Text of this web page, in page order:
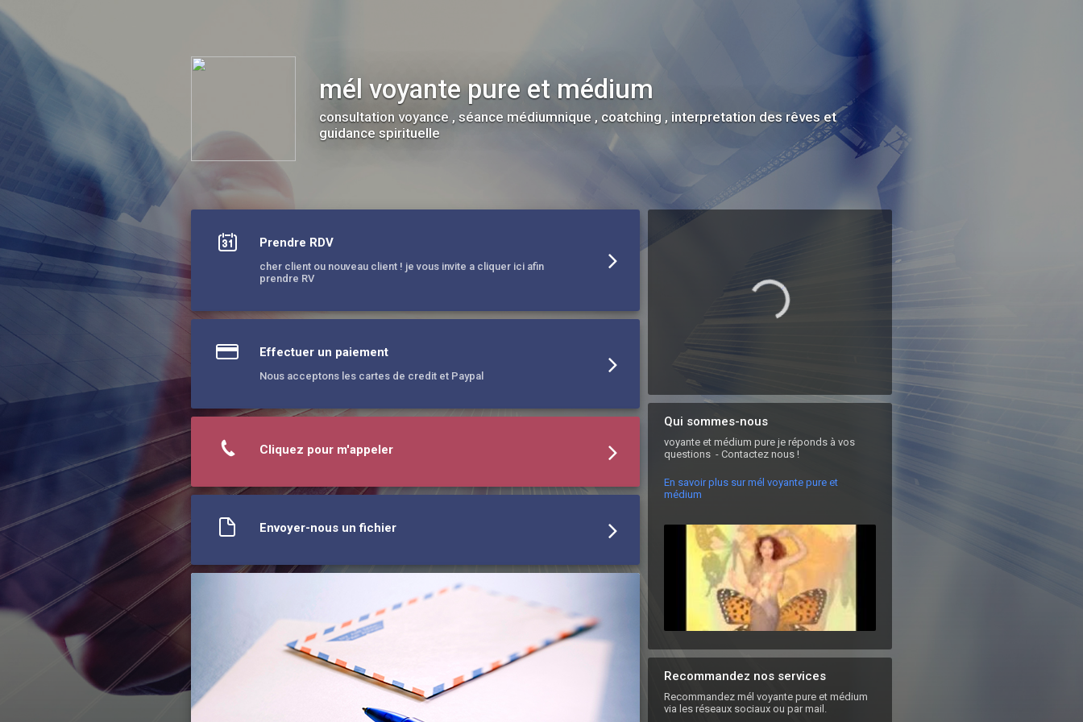
mél voyante pure et médium
consultation voyance , séance médiumnique , coatching , interpretation des rêves et
guidance spirituelle
Prendre RDV
cher client ou nouveau client ! je vous invite a cliquer ici afin
prendre RV
Effectuer un paiement
Nous acceptons les cartes de credit et Paypal
Cliquez pour m'appeler
Envoyer-nous un fichier
Qui sommes-nous
voyante et médium pure je réponds à vos
questions  - Contactez nous !
En savoir plus sur mél voyante pure et
médium
Recommandez nos services
Recommandez mél voyante pure et médium
via les réseaux sociaux ou par mail.